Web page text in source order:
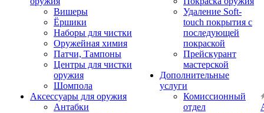
Вишеры
Ёршики
Наборы для чистки
Оружейная химия
Патчи, Тампоны
Центры для чистки
оружия
Шомпола
Аксессуары для оружия
Антабки
Удаление Soft-
touch покрытия с
последующей
покраской
Прейскурант
мастерской
Дополнительные
услуги
Комиссионный
отдел